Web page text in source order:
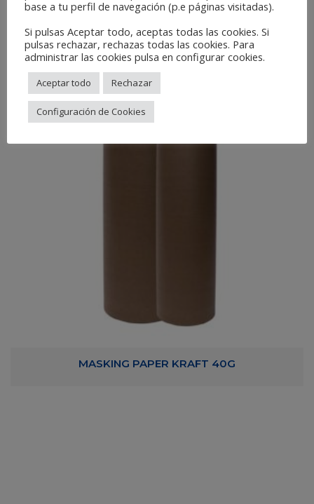
Related Products
MASKING PAPER KRAFT 40G
base a tu perfil de navegación (p.e páginas visitadas).
Si pulsas Aceptar todo, aceptas todas las cookies. Si
pulsas rechazar, rechazas todas las cookies. Para
administrar las cookies pulsa en configurar cookies.
Aceptar todo Rechazar
Configuración de Cookies